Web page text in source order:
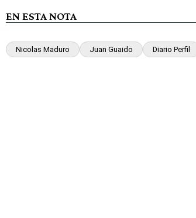
EN ESTA NOTA
Nicolas Maduro Juan Guaido Diario Perfil